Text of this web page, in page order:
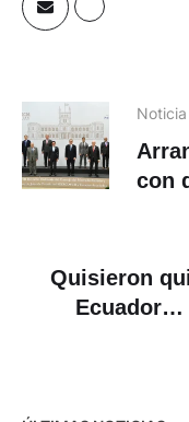
con
Quisieron
Ecuador…